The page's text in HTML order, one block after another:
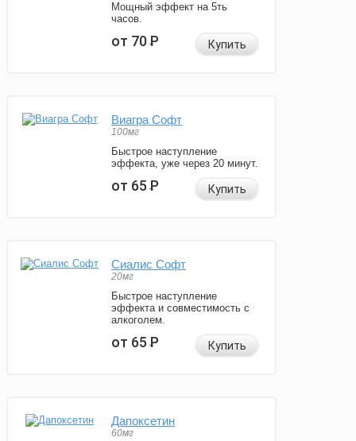
Мощный эффект на 5ть
часов.
от 70Р Купить
Виагра Софт
100мг
Быстрое наступление
эффекта, уже через 20 минут.
от 65Р Купить
Сиалис Софт
20мг
Быстрое наступление
эффекта и совместимость с
алкоголем.
от 65Р Купить
Дапоксетин
60мг